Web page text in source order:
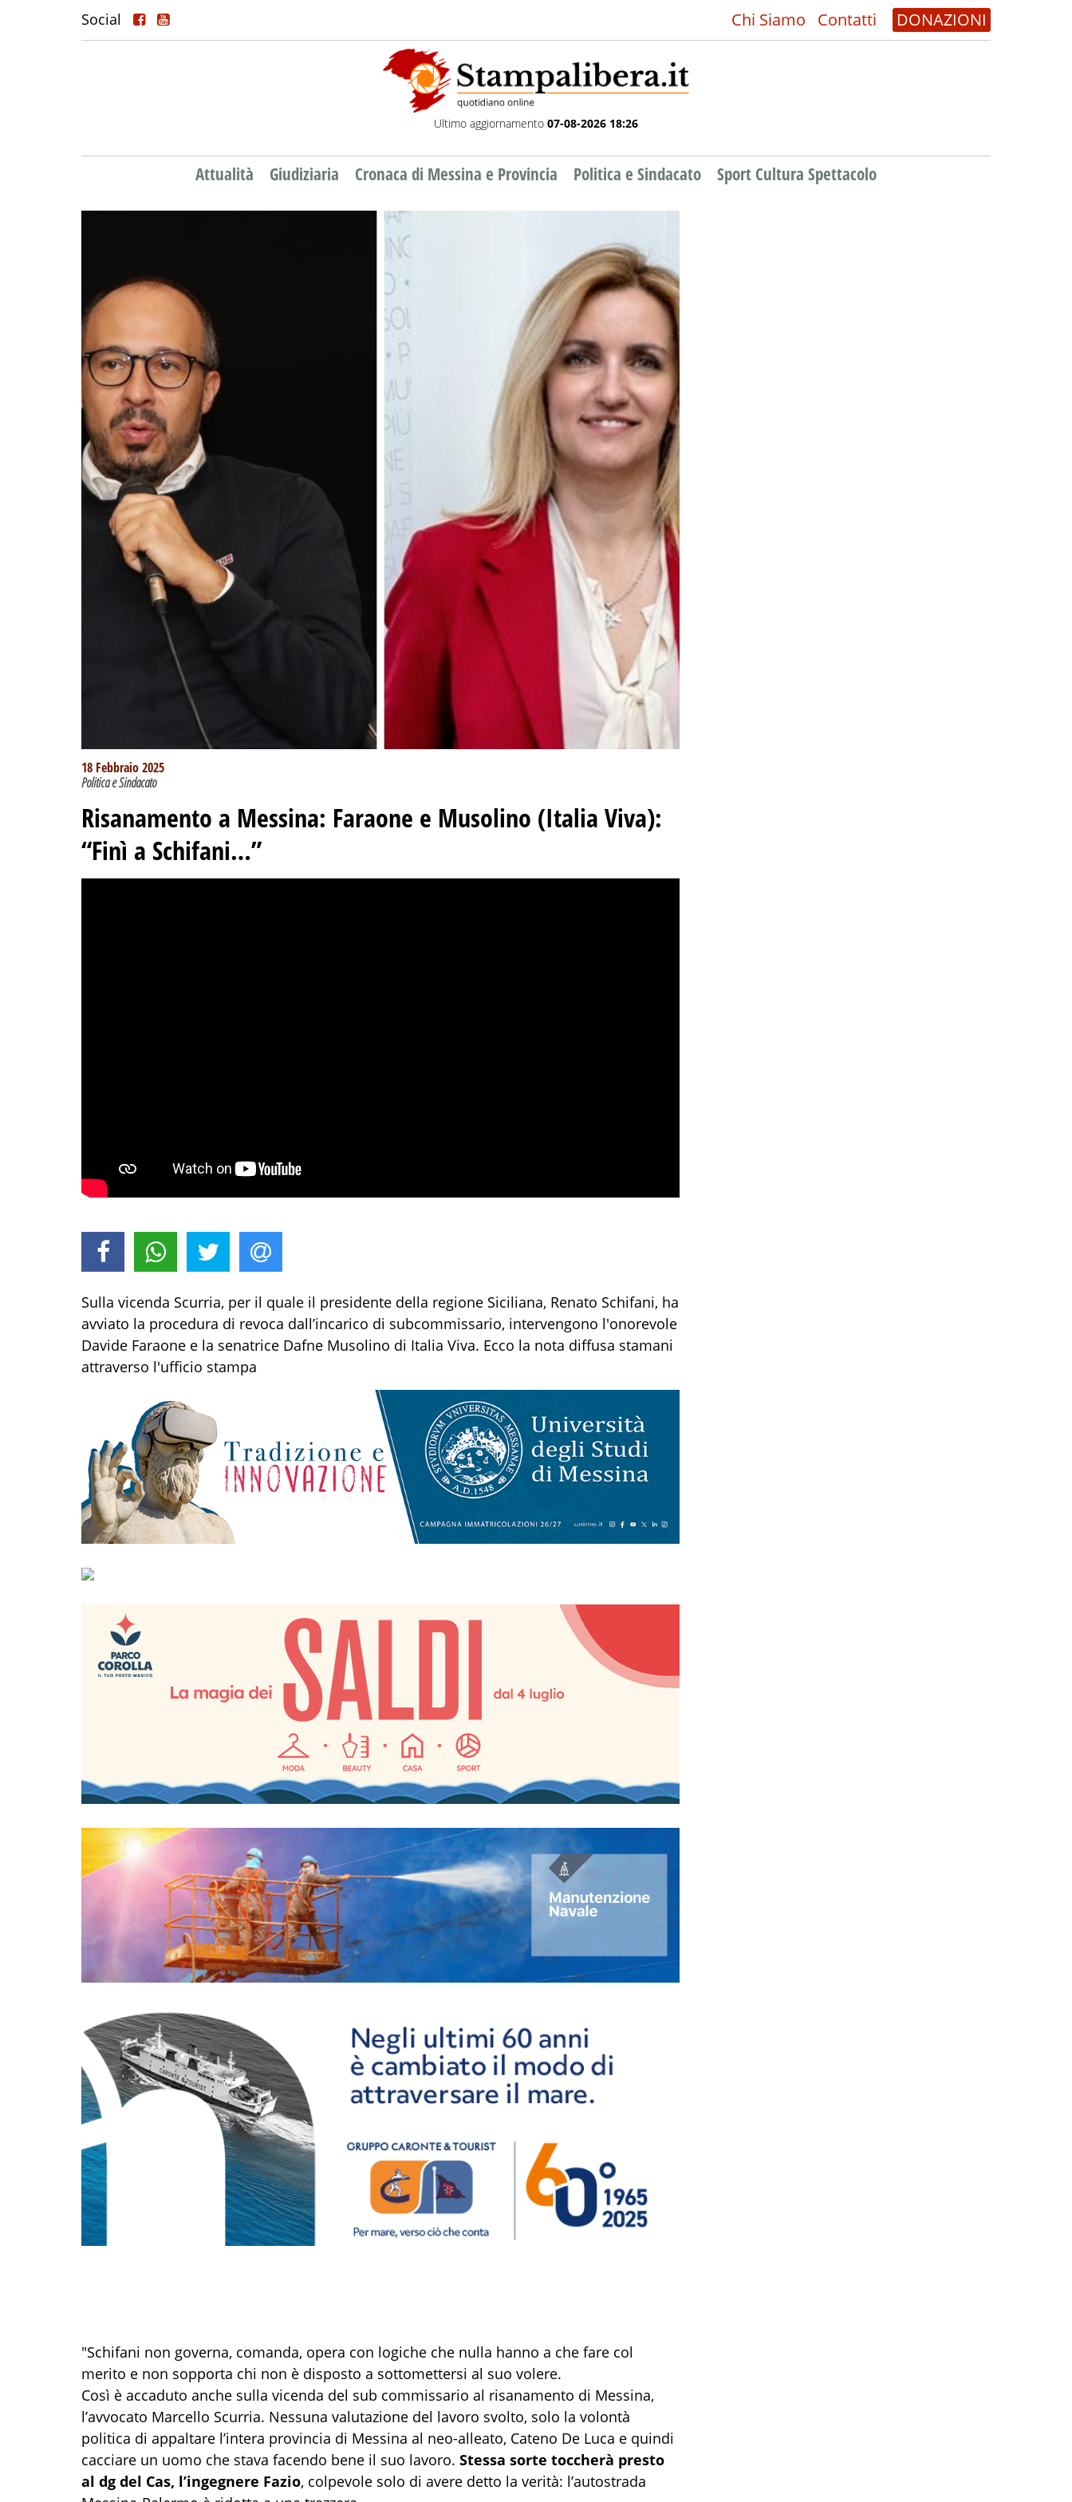
Social Chi Siamo Contatti DONAZIONI
Ultimo aggiornamento 07-08-2026 18:26
Attualità Giudiziaria Cronaca di Messina e Provincia Politica e Sindacato Sport Cultura Spettacolo
18 Febbraio 2025
Politica e Sindacato
Risanamento a Messina: Faraone e Musolino (Italia Viva):
“Finì a Schifani…”
Sulla vicenda Scurria, per il quale il presidente della regione Siciliana, Renato Schifani, ha
avviato la procedura di revoca dall’incarico di subcommissario, intervengono l'onorevole
Davide Faraone e la senatrice Dafne Musolino di Italia Viva. Ecco la nota diffusa stamani
attraverso l'ufficio stampa
"Schifani non governa, comanda, opera con logiche che nulla hanno a che fare col
merito e non sopporta chi non è disposto a sottomettersi al suo volere.
Così è accaduto anche sulla vicenda del sub commissario al risanamento di Messina,
l’avvocato Marcello Scurria. Nessuna valutazione del lavoro svolto, solo la volontà
politica di appaltare l’intera provincia di Messina al neo-alleato, Cateno De Luca e quindi
cacciare un uomo che stava facendo bene il suo lavoro. Stessa sorte toccherà presto
al dg del Cas, l’ingegnere Fazio, colpevole solo di avere detto la verità: l’autostrada